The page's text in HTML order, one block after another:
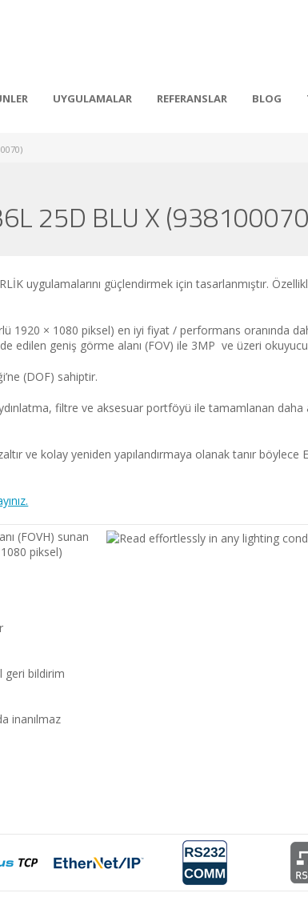
UYGULAMALAR REFERANSLAR BLOG
25D BLU X
uygulamalarını güçlendirmek için tasarlanmıştır.
1920 × 1080 piksel) en iyi fiyat / performans oranında
edilen geniş görme alanı (FOV) ile 3MP ve üzeri
(DOF) sahiptir.
filtre ve aksesuar portföyü ile tamamlanan daha
ve kolay yeniden yapılandırmaya olanak tanır böylece
(FOVH) sunan
piksel)
geri bildirim
inanılmaz